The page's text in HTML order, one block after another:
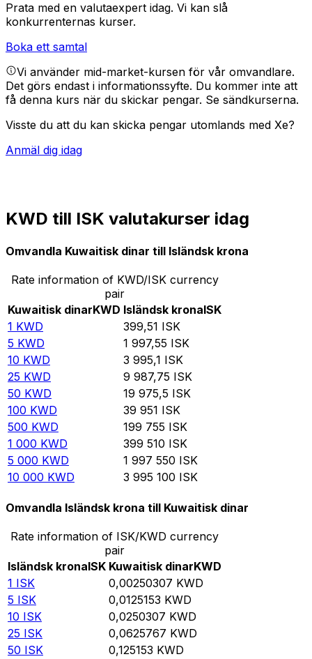
Prata med en valutaexpert idag. Vi kan slå
konkurrenternas kurser.
Boka ett samtal
Vi använder mid-market-kursen för vår omvandlare.
Det görs endast i informationssyfte. Du kommer inte att
få denna kurs när du skickar pengar. Se sändkurserna.
Visste du att du kan skicka pengar utomlands med Xe?
Anmäl dig idag
KWD till ISK valutakurser idag
Omvandla Kuwaitisk dinar till Isländsk krona
Rate information of KWD/ISK currency
pair
Kuwaitisk dinarKWD Isländsk kronaISK
1 KWD 399,51 ISK
5 KWD 1 997,55 ISK
10 KWD 3 995,1 ISK
25 KWD 9 987,75 ISK
50 KWD 19 975,5 ISK
100 KWD 39 951 ISK
500 KWD 199 755 ISK
1 000 KWD 399 510 ISK
5 000 KWD 1 997 550 ISK
10 000 KWD 3 995 100 ISK
Omvandla Isländsk krona till Kuwaitisk dinar
Rate information of ISK/KWD currency
pair
Isländsk kronaISK Kuwaitisk dinarKWD
1 ISK 0,00250307 KWD
5 ISK 0,0125153 KWD
10 ISK 0,0250307 KWD
25 ISK 0,0625767 KWD
50 ISK 0,125153 KWD